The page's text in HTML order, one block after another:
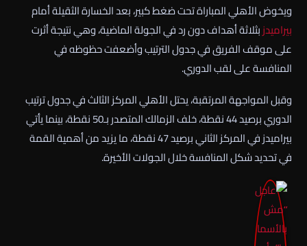
ويخوض الأهلي المباراة تحت ضغط كبير، بعد الخسارة الثقيلة أمام
بيراميدزبثلاثة أهداف دون رد في الجولة الماضية، وهي نتيجة أثرت
على موقف الفريق في جدول الترتيب وأضعفت حظوظه في
المنافسة على لقب الدوري.
وقبل المواجهة المرتقبة، يحتل الأهلي المركز الثالث في جدول ترتيب
الدوري برصيد 44 نقطة، خلف الزمالك المتصدر بـ50 نقطة، بينما يأتي
بيراميدز في المركز الثاني برصيد 47 نقطة، ما يزيد من أهمية القمة
في تحديد شكل المنافسة خلال الجولات الأخيرة.